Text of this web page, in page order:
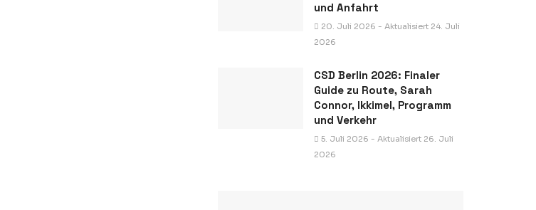
und Anfahrt
20. Juli 2026 - Aktualisiert 24. Juli
2026
CSD Berlin 2026: Finaler
Guide zu Route, Sarah
Connor, Ikkimel, Programm
und Verkehr
5. Juli 2026 - Aktualisiert 26. Juli
2026